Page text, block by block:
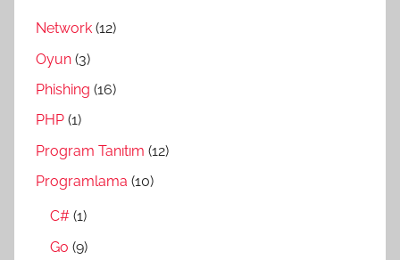
Network (12)
Oyun (3)
Phishing (16)
PHP (1)
Program Tanıtım (12)
Programlama (10)
C# (1)
Go (9)